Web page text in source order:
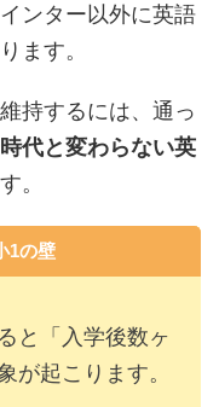
ンター以外に英語
ます。
持するには、通っ
代と変わらない英
。
1の壁
と「入学後数ヶ
が起こります。